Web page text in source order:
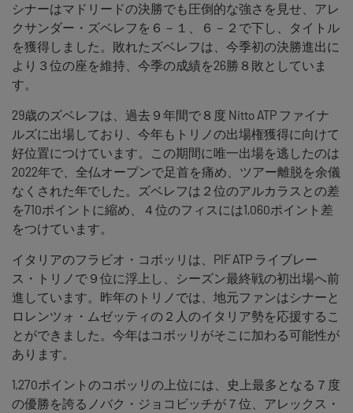
シナーはマドリードの決勝でも圧倒的な強さを見せ、アレ
クサンダー・ズベレフを６－１、６－２で下し、タイトル
を獲得しました。敗れたズベレフは、今季初の決勝進出に
より３位の座を維持、今季の成績を26勝８敗としていま
す。
29歳のズベレフは、過去９年間で８度 Nitto ATP ファイナ
ルズに出場しており、今年もトリノの出場権獲得に向けて
好位置につけています。この期間に唯一出場を逃したのは
2022年で、全仏オープンで足首を痛め、ツアー離脱を余儀
なくされた年でした。ズベレフは２位のアルカラスとの差
を710ポイントに縮め、４位のフィスには1,060ポイント差
をつけています。
イタリアのフラビオ・コボッリは、PIF ATP ライブレー
ス・トリノで９位に浮上し、シーズン最終戦の初出場へ前
進しています。昨年のトリノでは、地元ファンはシナーと
ロレンツォ・ムゼッティの２人のイタリア勢を応援するこ
とができました。今年はコボッリがそこに加わる可能性が
あります。
1,270ポイントのコボッリの上位には、史上最多となる７度
の優勝を誇るノバク・ジョコビッチが７位、アレックス・